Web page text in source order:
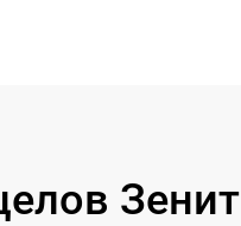
Зенит